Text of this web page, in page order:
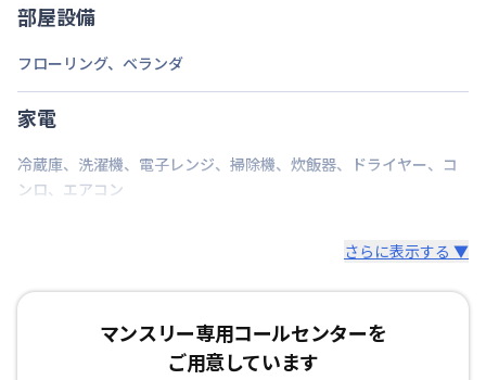
駐車場
その他
期間を指定して契約可能
次回更新日
情報更新日 2026年7月25日
部屋設備
フローリング、 ベランダ
家電
冷蔵庫、 洗濯機、 電子レンジ、 掃除機、 炊飯器、 ドライヤー、 コ
ンロ、 エアコン
さらに表示する ▼
マンスリー専用コールセンターを
ご用意しています